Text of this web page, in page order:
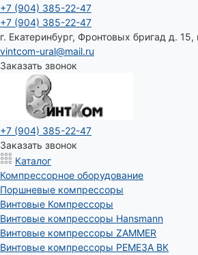
+7 (904) 385-22-47
+7 (904) 385-22-47
г. Екатеринбург, Фронтовых бригад д.
vintcom-ural@mail.ru
Заказать звонок
+7 (904) 385-22-47
Заказать звонок
Каталог
Компрессорное оборудование
Поршневые компрессоры
Винтовые Компрессоры
Винтовые компрессоры Hansmann
Винтовые компрессоры ZAMMER
Винтовые компрессоры РЕМЕЗА ВК